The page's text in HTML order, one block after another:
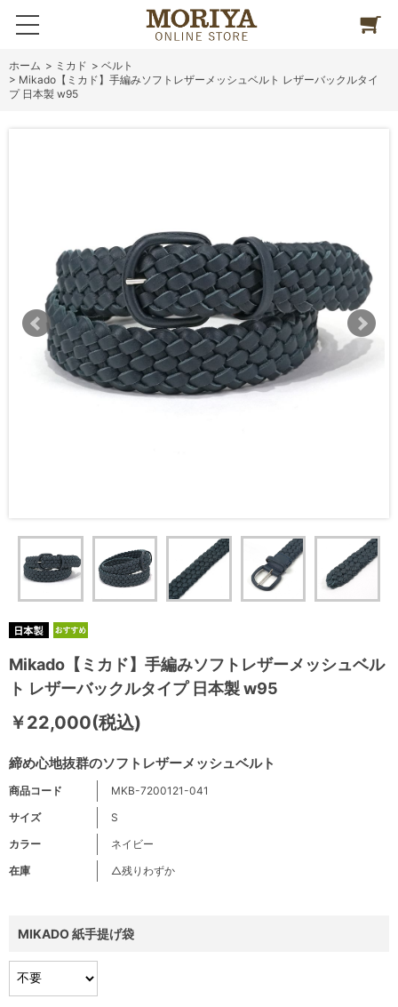
ホーム > ミカド > ベルト
> Mikado【ミカド】手編みソフトレザーメッシュベルト レザーバックルタイ
プ 日本製 w95
Mikado【ミカド】手編みソフトレザーメッシュベル
ト レザーバックルタイプ 日本製 w95
締め心地抜群のソフトレザーメッシュベルト
￥22,000(税込)
商品コード
MKB-7200121-041
サイズ
S
カラー
ネイビー
在庫
△残りわずか
MIKADO 紙手提げ袋